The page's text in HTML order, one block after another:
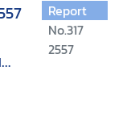
Report
No.317
2557